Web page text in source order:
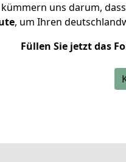
uns darum,
, um Ihren
Füllen Sie jetzt das